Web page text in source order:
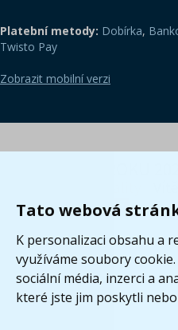
Tato webová
K personalizaci obsahu a
využíváme soubory
sociální média, inzerci a
které jste jim poskytli
Platební metody: Dobírka,
Twisto Pay
Zobrazit mobilní verzi